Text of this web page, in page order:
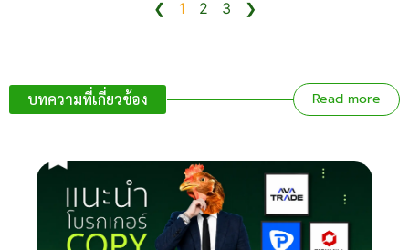
❮ 1 2 3 ❯
บทความที่เกี่ยวข้อง Read more